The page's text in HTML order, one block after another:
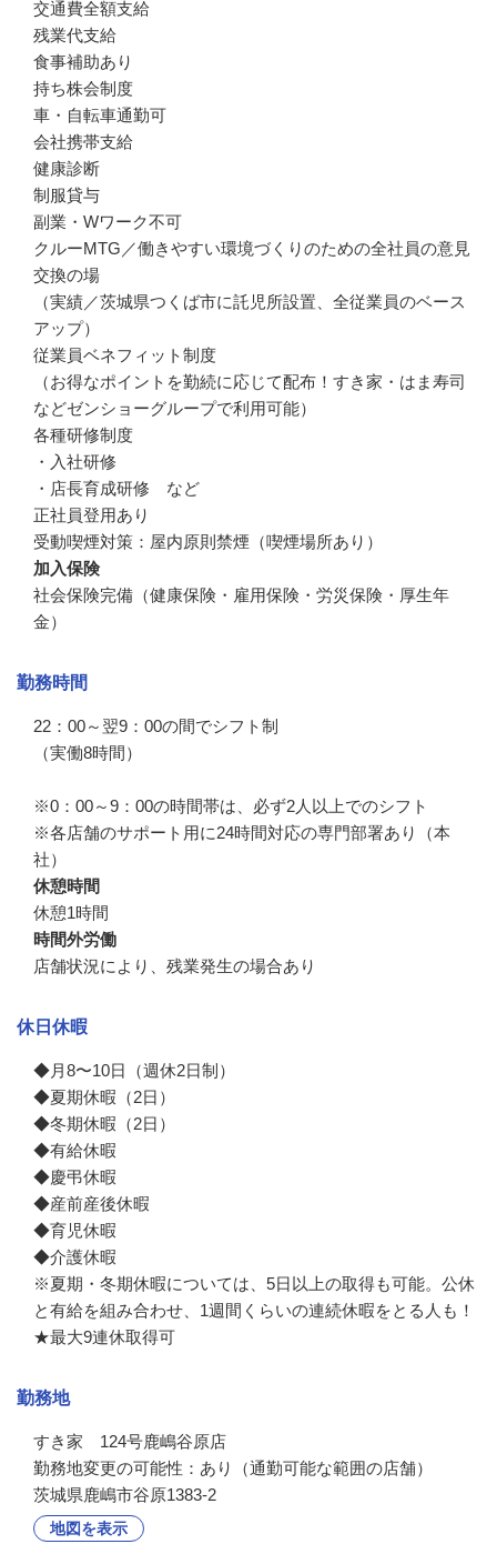
交通費全額支給
残業代支給
食事補助あり
持ち株会制度
車・自転車通勤可
会社携帯支給
健康診断
制服貸与
副業・Wワーク不可
クルーMTG／働きやすい環境づくりのための全社員の意見
交換の場
（実績／茨城県つくば市に託児所設置、全従業員のベース
アップ）
従業員ベネフィット制度
（お得なポイントを勤続に応じて配布！すき家・はま寿司
などゼンショーグループで利用可能）
各種研修制度
・入社研修
・店長育成研修　など
正社員登用あり
受動喫煙対策：屋内原則禁煙（喫煙場所あり）
加入保険
社会保険完備（健康保険・雇用保険・労災保険・厚生年
金）
勤務時間
22：00～翌9：00の間でシフト制
（実働8時間）
※0：00～9：00の時間帯は、必ず2人以上でのシフト
※各店舗のサポート用に24時間対応の専門部署あり（本
社）
休憩時間
休憩1時間
時間外労働
店舗状況により、残業発生の場合あり
休日休暇
◆月8〜10日（週休2日制）
◆夏期休暇（2日）
◆冬期休暇（2日）
◆有給休暇
◆慶弔休暇
◆産前産後休暇
◆育児休暇
◆介護休暇
※夏期・冬期休暇については、5⽇以上の取得も可能。公休
と有給を組み合わせ、1週間くらいの連続休暇をとる人も！
★最大9連休取得可
勤務地
すき家　124号鹿嶋谷原店
勤務地変更の可能性：あり（通勤可能な範囲の店舗）
茨城県鹿嶋市谷原1383-2
地図を表示